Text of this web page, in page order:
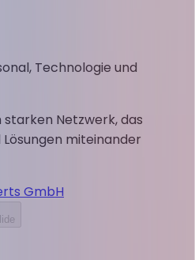
Technologie und
Netzwerk, das
miteinander
GmbH